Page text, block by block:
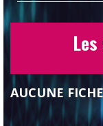
AUCUNE